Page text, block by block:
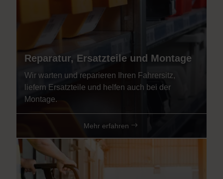
Reparatur, Ersatzteile und Montage
Wir warten und reparieren Ihren Fahrersitz,
liefern Ersatzteile und helfen auch bei der
Montage.
Mehr erfahren